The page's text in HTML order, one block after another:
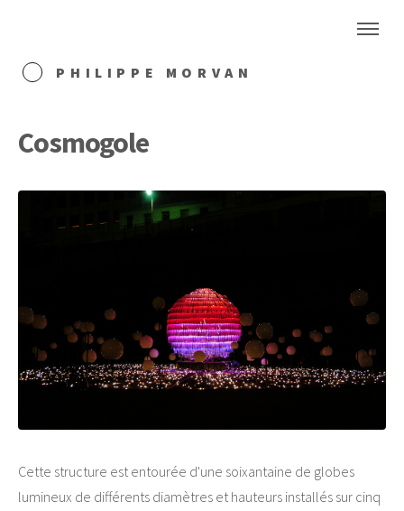
PHILIPPE MORVAN
Cosmogole
Cette structure est entourée d'une soixantaine de globes
lumineux de différents diamètres et hauteurs installés sur cinq